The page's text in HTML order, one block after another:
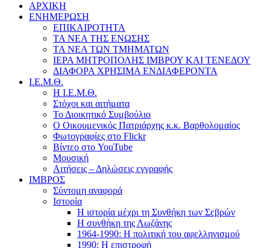
ΑΡΧΙΚΗ
ΕΝΗΜΕΡΩΣΗ
ΕΠΙΚΑΙΡΟΤΗΤΑ
ΤΑ ΝΕΑ ΤΗΣ ΕΝΩΣΗΣ
ΤΑ ΝΕΑ ΤΩΝ ΤΜΗΜΑΤΩΝ
ΙΕΡΑ ΜΗΤΡΟΠΟΛΗΣ ΙΜΒΡΟΥ ΚΑΙ ΤΕΝΕΔΟΥ
ΔΙΑΦΟΡΑ ΧΡΗΣΙΜΑ ΕΝΔΙΑΦΕΡΟΝΤΑ
Ι.Ε.Μ.Θ.
Η Ι.Ε.Μ.Θ.
Στόχοι και αιτήματα
Το Διοικητικό Συμβούλιο
Ο Οικουμενικός Πατριάρχης κ.κ. Βαρθολομαίος
Φωτογραφίες στο Flickr
Βίντεο στο YouTube
Μουσική
Αιτήσεις – Δηλώσεις εγγραφής
ΙΜΒΡΟΣ
Σύντομη αναφορά
Ιστορία
Η ιστορία μέχρι τη Συνθήκη των Σεβρών
Η συνθήκη της Λωζάνης
1964-1990: Η πολιτική του αφελληνισμού
1990: Η επιστροφή